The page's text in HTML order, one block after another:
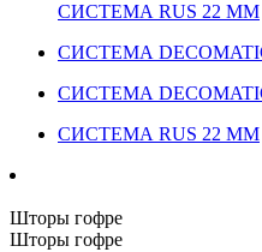
СИСТЕМА RUS 22 ММ
СИСТЕМА
СИСТЕМА
СИСТЕМА RUS 22 ММ
Шторы гофре
Шторы гофре